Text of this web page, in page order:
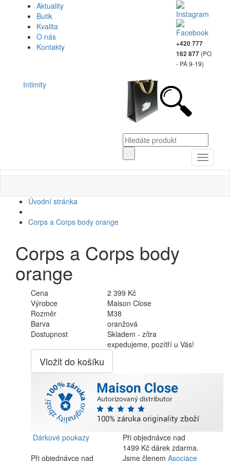
Aktuality
Butik
Kvalita
O nás
Kontakty
+420 777
162 877 (PO
- PÁ 9-19)
Intimity
Toggle
Úvodní stránka
Corps a Corps body orange
Corps a Corps body
orange
Cena
2 399 Kč
Výrobce
Maison Close
Rozměr
M38
Barva
oranžová
Dostupnost
Skladem - zítra
expedujeme, pozítří u Vás!
Vložit do košíku
Dárkové poukazy
Při objednávce nad
1499 Kč dárek zdarma.
Při objednávce nad
Jsme členem Asociace